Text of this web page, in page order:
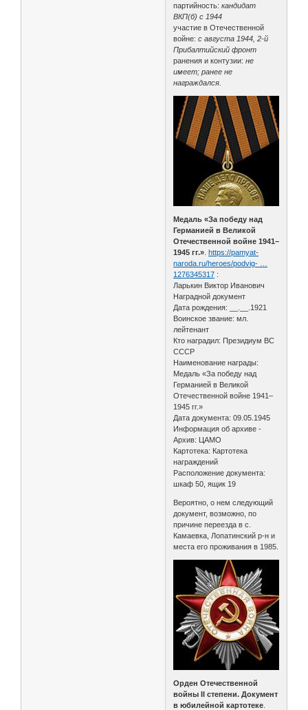
партийность:кандидат
ВКП(б) с 1944
участие в Отечественной
войне:с августа 1944, 2-й
Прибалтийский фронт
ранения и контузии: не
имеет; ранее не
награждался.
Медаль «За победу над
Германией в Великой
Отечественной войне 1941–
1945 гг.» .https://pamyat-
naroda.ru/heroes/podvig- …
1276345317 :
Ларькин Виктор Иванович
Наградной документ
Дата рождения: __.__.1921
Воинское звание: мл.
лейтенант
Кто наградил: Президиум ВС
СССР
Наименование награды:
Медаль «За победу над
Германией в Великой
Отечественной войне 1941–
1945 гг.»
Дата документа: 09.05.1945
Информация об архиве -
Архив: ЦАМО
Картотека: Картотека
награждений
Расположение документа:
шкаф 50, ящик 19
Вероятно, о нем следующий
документ, возможно, по
причине переезда в с.
Камаевка, Лопатинский р-н и
места его проживания в 1985.
Орден Отечественной
войны II степени. Документ
в юбилейной картотеке